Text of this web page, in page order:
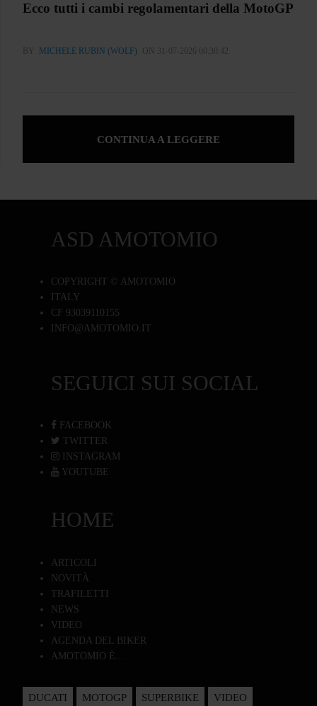
Ecco tutti i cambi regolamentari della MotoGP
BY MICHELE RUBIN (WOLF) ON 31-07-2026 00:30:42
CONTINUA A LEGGERE
ASD AMOTOMIO
COPYRIGHT © AMOTOMIO
ITALY
CF 93039110155
INFO@AMOTOMIO.IT
SEGUICI SUI SOCIAL
FACEBOOK
TWITTER
INSTAGRAM
YOUTUBE
HOME
ARTICOLI
NOVITÀ
TRAFILETTI
NEWS
VIDEO
AGENDA DEL BIKER
AMOTOMIO È...
DUCATI MOTOGP SUPERBIKE VIDEO